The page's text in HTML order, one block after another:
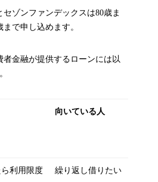
ゾンファンデックスは80歳ま
で申し込めます。
者金融が提供するローンには以
向いている人
利用限度
繰り返し借りたい